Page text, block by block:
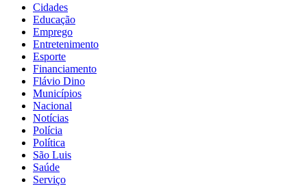
Cidades
Educação
Emprego
Entretenimento
Esporte
Financiamento
Flávio Dino
Municípios
Nacional
Notícias
Polícia
Política
São Luis
Saúde
Serviço